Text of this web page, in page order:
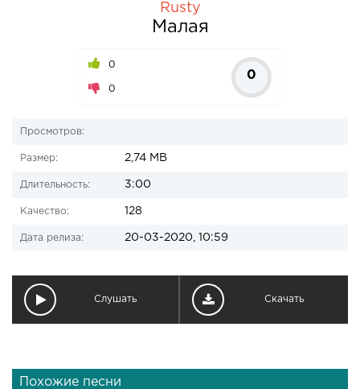
Rusty
Малая
0
0
0
Просмотров:
Размер: 2,74 MB
Длительность: 3:00
Качество: 128
Дата релиза: 20-03-2020, 10:59
Слушать Скачать
Похожие песни